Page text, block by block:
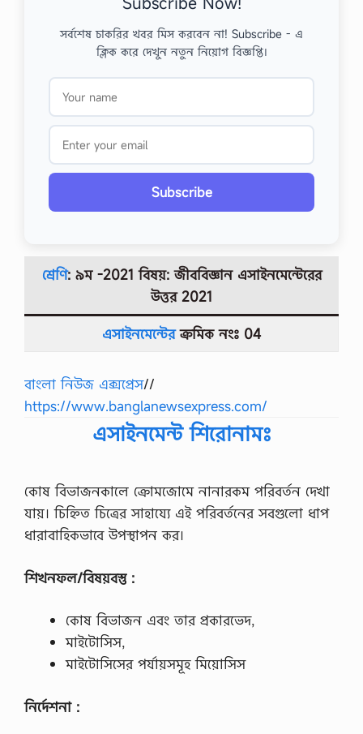
সর্বশেষ চাকরির খবর মিস করবেন না! Subscribe - এ
ক্লিক করে দেখুন নতুন নিয়োগ বিজ্ঞপ্তি।
Subscribe
শ্রেণি: ৯ম -2021 বিষয়: জীববিজ্ঞান এসাইনমেন্টেরের
উত্তর2021
এসাইনমেন্টেরক্রমিক নংঃ 04
বাংলা নিউজ এক্সপ্রেস//
https://www.banglanewsexpress.com/
এসাইনমেন্ট শিরোনামঃ
কোষ বিভাজনকালে ক্রোমজোমে নানারকম পরিবর্তন দেখা
যায়। চিহ্নিত চিত্রের সাহায্যে এই পরিবর্তনের সবগুলো ধাপ
ধারাবাহিকভাবে উপস্থাপন কর।
শিখনফল/বিষয়বস্তু :
কোষ বিভাজন এবং তার প্রকারভেদ,
মাইটোসিস,
মাইটোসিসের পর্যায়সমূহ মিয়োসিস
নির্দেশনা :